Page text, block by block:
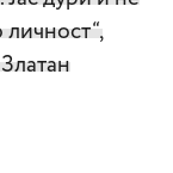
личност“,